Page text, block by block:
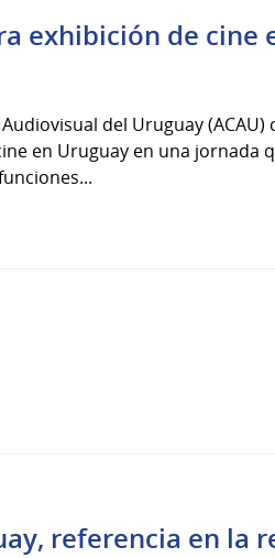
exhibición de cine
del Uruguay
en Uruguay en una jornada
referencia en la